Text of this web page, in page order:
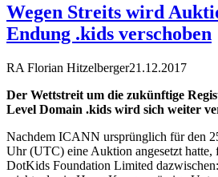
Wegen Streits wird
Endung .kids verschoben
RA Florian Hitzelberger21.12.2017
Der Wettstreit um die zukünftige
Level Domain .kids wird sich weiter
Nachdem ICANN ursprünglich für den
Uhr (UTC) eine Auktion angesetzt hatte,
DotKids Foundation Limited